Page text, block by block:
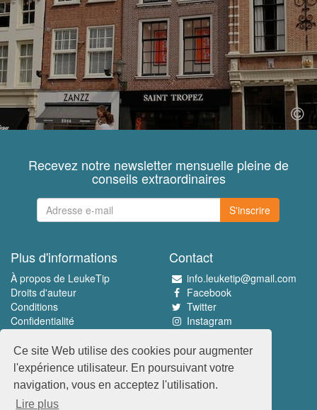
Ce site Web utilise des cookies pour augmenter
l'expérience utilisateur. En poursuivant votre
navigation, vous en acceptez l'utilisation.
Lire plus
Recevez notre newsletter mensuelle pleine de
conseils extraordinaires
S'inscrire
Plus d'informations
À propos de LeukeTip
Droits d'auteur
Conditions
Confidentialité
Contact
info.leuketip@gmail.com
Facebook
Twitter
Instagram
Découvrez le meilleur
www.leuketip.nl
www.leuketip.com